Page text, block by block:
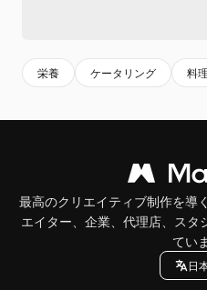
栄養 ケータリング 料理
最高のクリエイティブ制作を導
エイター、企業、代理店、スタ
てい
日